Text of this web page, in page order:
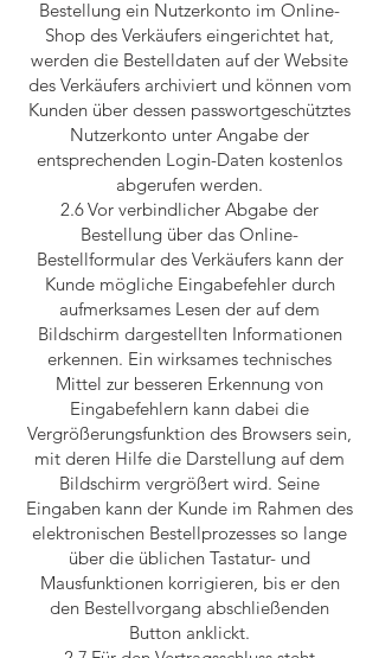
Bestellung ein Nutzerkonto im Online-
Shop des Verkäufers eingerichtet hat,
werden die Bestelldaten auf der Website
des Verkäufers archiviert und können vom
Kunden über dessen passwortgeschütztes
Nutzerkonto unter Angabe der
entsprechenden Login-Daten kostenlos
abgerufen werden.
2.6 Vor verbindlicher Abgabe der
Bestellung über das Online-
Bestellformular des Verkäufers kann der
Kunde mögliche Eingabefehler durch
aufmerksames Lesen der auf dem
Bildschirm dargestellten Informationen
erkennen. Ein wirksames technisches
Mittel zur besseren Erkennung von
Eingabefehlern kann dabei die
Vergrößerungsfunktion des Browsers sein,
mit deren Hilfe die Darstellung auf dem
Bildschirm vergrößert wird. Seine
Eingaben kann der Kunde im Rahmen des
elektronischen Bestellprozesses so lange
über die üblichen Tastatur- und
Mausfunktionen korrigieren, bis er den
den Bestellvorgang abschließenden
Button anklickt.